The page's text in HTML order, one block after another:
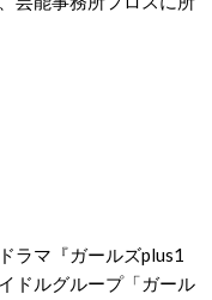
ラマ『ガールズplus1
ドルグループ「ガール